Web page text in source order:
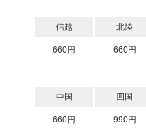
信越 北陸
660円 660円
中国 四国
660円 990円